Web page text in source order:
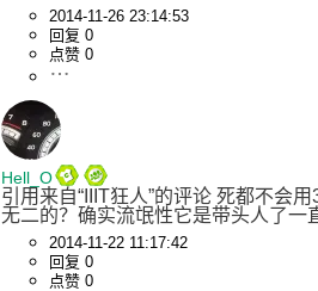
2014-11-26 23:14:53
回复 0
点赞 0
Hell_O
引用来自“IIIT狂人”的评论 死都不会
无二的？确实流氓性它是带头人了一
2014-11-22 11:17:42
回复 0
点赞 0